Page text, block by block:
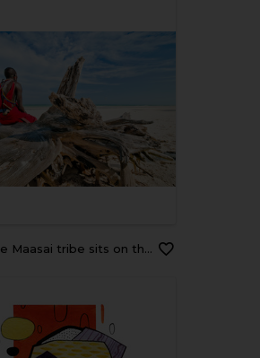
tribe sits on the shore of the Indian ocean